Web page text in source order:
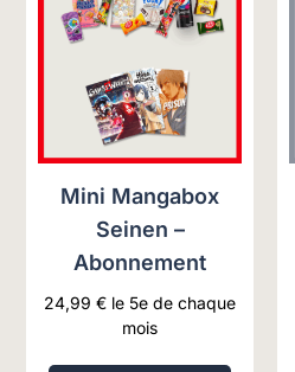
Mini Mangabox
Seinen –
Abonnement
24,99€ le 5e de chaque
mois